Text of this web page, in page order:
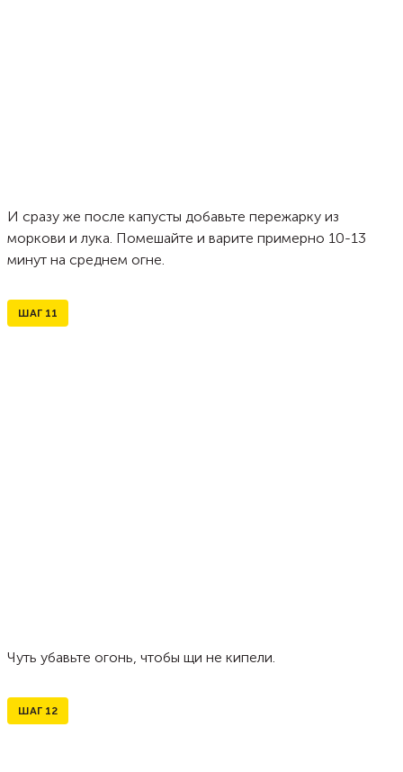
И сразу же после капусты добавьте пережарку из
моркови и лука. Помешайте и варите примерно 10-13
минут на среднем огне.
ШАГ 11
Чуть убавьте огонь, чтобы щи не кипели.
ШАГ 12